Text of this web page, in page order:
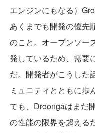
エンジンにもなる）
あくまでも開発の優先
のこと。オープンソー
発しているため、需要
だ。開発者がこうした
ミュニティとともに歩
ても、Droongaはまだ
の性能の限界を超える